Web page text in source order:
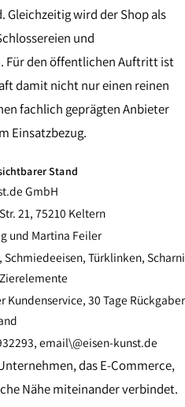
Gleichzeitig wird der Shop als
und
Für den öffentlichen Auftritt ist
damit nicht nur einen reinen
fachlich geprägten Anbieter
Einsatzbezug.
Stand
GmbH
21, 75210 Keltern
und Martina Feiler
Schmiedeeisen, Türklinken,
Kundenservice, 30 Tage
email\@eisen-kunst.de
das E-Commerce,
Nähe miteinander verbindet.